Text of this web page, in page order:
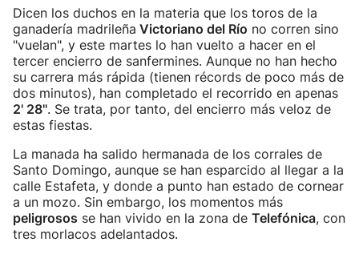
Dicen los duchos en la materia que los toros de la
ganadería madrileña Victoriano del Río no corren sino
"vuelan", y este martes lo han vuelto a hacer en el
tercer encierro de sanfermines. Aunque no han hecho
su carrera más rápida (tienen récords de poco más de
dos minutos), han completado el recorrido en apenas
2' 28''. Se trata, por tanto, del encierro más veloz de
estas fiestas.
La manada ha salido hermanada de los corrales de
Santo Domingo, aunque se han esparcido al llegar a la
calle Estafeta, y donde a punto han estado de cornear
a un mozo. Sin embargo, los momentos más
peligrosos se han vivido en la zona de Telefónica, con
tres morlacos adelantados.